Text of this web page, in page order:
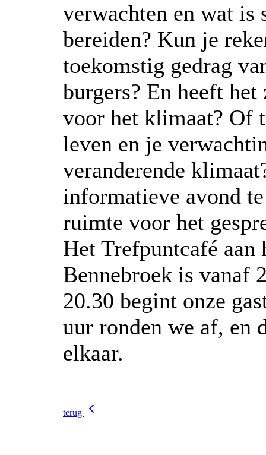
verwachten en wat
bereiden? Kun je
toekomstig gedrag
burgers? En heeft
voor het klimaat? Of
leven en je
veranderende
informatieve avond
ruimte voor het
Het Trefpuntcafé
Bennebroek is vanaf
20.30 begint onze
uur ronden we af, en
elkaar.
terug